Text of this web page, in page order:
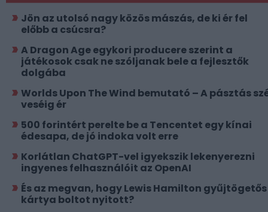
Jön az utolsó nagy közös mászás, de ki ér fel
előbb a csúcsra?
A Dragon Age egykori producere szerint a
játékosok csak ne szóljanak bele a fejlesztők
dolgába
Worlds Upon The Wind bemutató – A pásztás
veséig ér
500 forintért perelte be a Tencentet egy kínai
édesapa, de jó indoka volt erre
Korlátlan ChatGPT-vel igyekszik lekenyerezni
ingyenes felhasználóit az OpenAI
És az megvan, hogy Lewis Hamilton gyűjtögetős
kártya boltot nyitott?